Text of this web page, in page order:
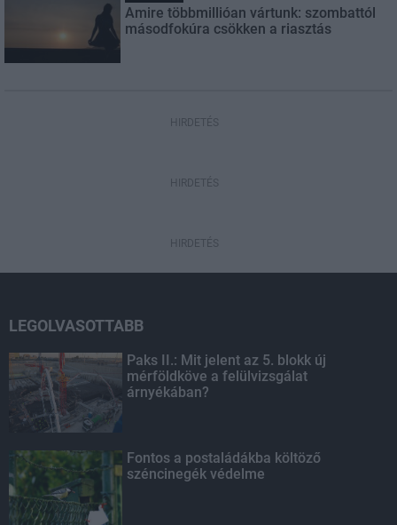
Amire többmillióan vártunk: szombattól
másodfokúra csökken a riasztás
HIRDETÉS
HIRDETÉS
HIRDETÉS
LEGOLVASOTTABB
Paks II.: Mit jelent az 5. blokk új
mérföldköve a felülvizsgálat
árnyékában?
Fontos a postaládákba költöző
széncinegék védelme